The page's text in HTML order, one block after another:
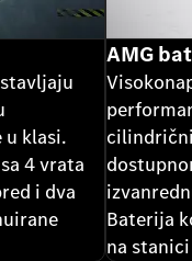
klasi.
4 vrata
i dva
AMG
Baterija
​​na